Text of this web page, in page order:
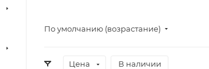
По умолчанию (возрастание)
Цена В наличии